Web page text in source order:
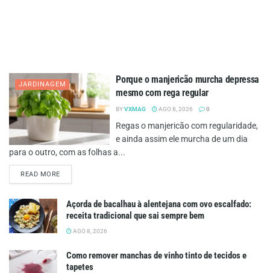
JARDINAGEM
Porque o manjericão murcha depressa
mesmo com rega regular
BYVXMAG AGO 8, 2026 0
Regas o manjericão com regularidade,
e ainda assim ele murcha de um dia
para o outro, com as folhas a...
READ MOREDETAILS
Açorda de bacalhau à alentejana com ovo escalfado:
receita tradicional que sai sempre bem
AGO 8, 2026
Como remover manchas de vinho tinto de tecidos e
tapetes